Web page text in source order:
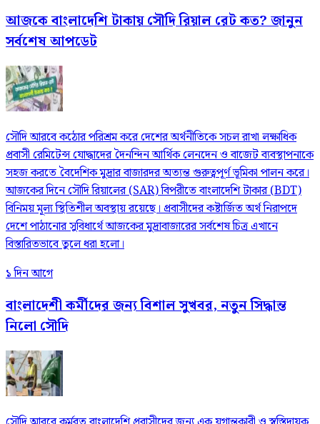
আজকে বাংলাদেশি টাকায় সৌদি রিয়াল রেট কত? জানুন
সর্বশেষ আপডেট
সৌদি আরবে কঠোর পরিশ্রম করে দেশের অর্থনীতিকে সচল রাখা লক্ষাধিক
প্রবাসী রেমিটেন্স যোদ্ধাদের দৈনন্দিন আর্থিক লেনদেন ও বাজেট ব্যবস্থাপনাকে
সহজ করতে বৈদেশিক মুদ্রার বাজারদর অত্যন্ত গুরুত্বপূর্ণ ভূমিকা পালন করে।
আজকের দিনে সৌদি রিয়ালের (SAR) বিপরীতে বাংলাদেশি টাকার (BDT)
বিনিময় মূল্য স্থিতিশীল অবস্থায় রয়েছে। প্রবাসীদের কষ্টার্জিত অর্থ নিরাপদে
দেশে পাঠানোর সুবিধার্থে আজকের মুদ্রাবাজারের সর্বশেষ চিত্র এখানে
বিস্তারিতভাবে তুলে ধরা হলো।
১ দিন আগে
বাংলাদেশী কর্মীদের জন্য বিশাল সুখবর, নতুন সিদ্ধান্ত
নিলো সৌদি